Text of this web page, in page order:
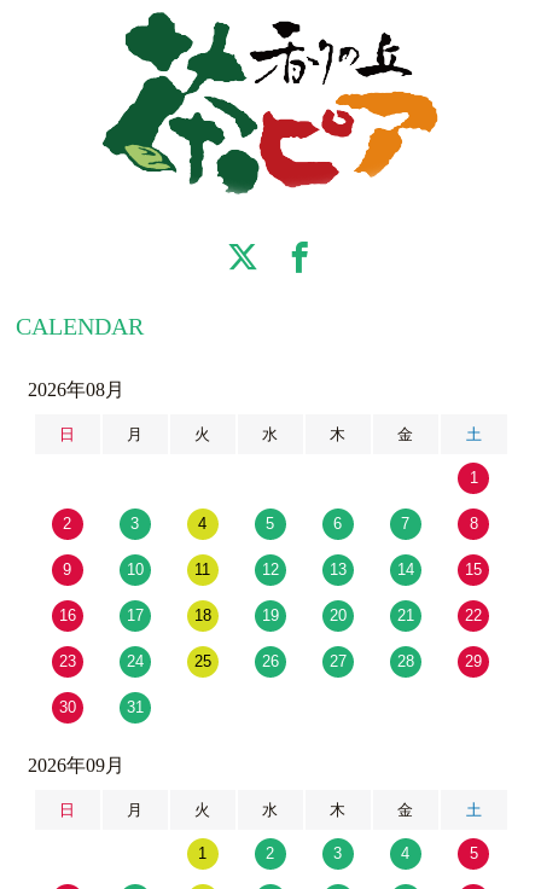
CALENDAR
2026年08月
日 月 火 水 木 金 土
1
2 3 4 5 6 7 8
9 10 11 12 13 14 15
16 17 18 19 20 21 22
23 24 25 26 27 28 29
30 31
2026年09月
日 月 火 水 木 金 土
1 2 3 4 5